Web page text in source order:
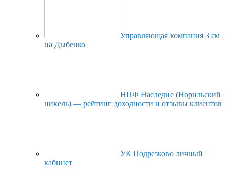
Управляющая компания 3 см
на Дыбенко
НПФ Наследие (Норильский
никель) — рейтинг доходности и отзывы клиентов
УК Подрезково личный
кабинет